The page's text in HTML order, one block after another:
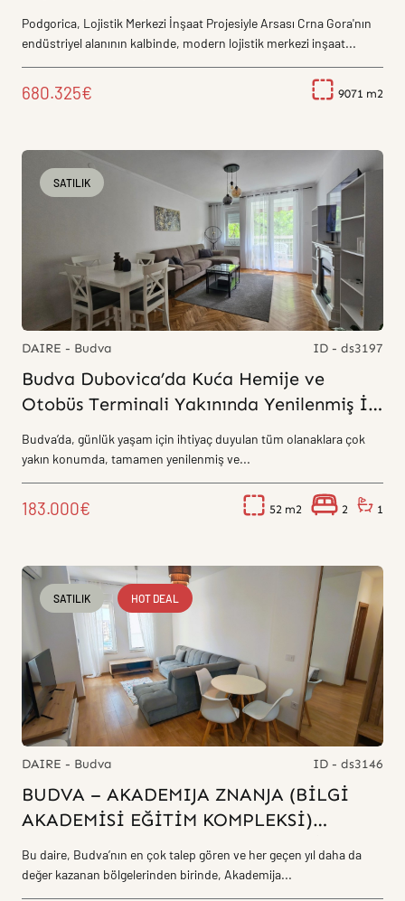
Podgorica, Lojistik Merkezi İnşaat Projesiyle Arsası Crna Gora'nın
endüstriyel alanının kalbinde, modern lojistik merkezi inşaat...
680.325€ 9071
SATILIK
DAIRE - Budva ID - ds3197
Budva Dubovica’da Kuća Hemije ve
Otobüs Terminali Yakınında Yenilenmiş İki
Yatak Odalı Satılık Daire
Budva’da, günlük yaşam için ihtiyaç duyulan tüm olanaklara çok
yakın konumda, tamamen yenilenmiş ve...
183.000€ 52 2 1
SATILIK HOT DEAL
DAIRE - Budva ID - ds3146
BUDVA – AKADEMIJA ZNANJA (BİLGİ
AKADEMİSİ EĞİTİM KOMPLEKSİ)
YAKININDA DONANIMLI 2+1 DAİRE
Bu daire, Budva’nın en çok talep gören ve her geçen yıl daha da
değer kazanan bölgelerinden birinde, Akademija...